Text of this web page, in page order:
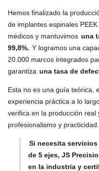
Hemos finalizado la
de implantes espinales
médicos y mantuvimos una
99,8%. Y logramos una
20.000 marcos integrados
garantiza una tasa de
Esta no es una guía teórica,
experiencia práctica a lo
verifica en la producción
profesionalismo y practicidad.
Si necesita
de 5 ejes, JS
en la industria y